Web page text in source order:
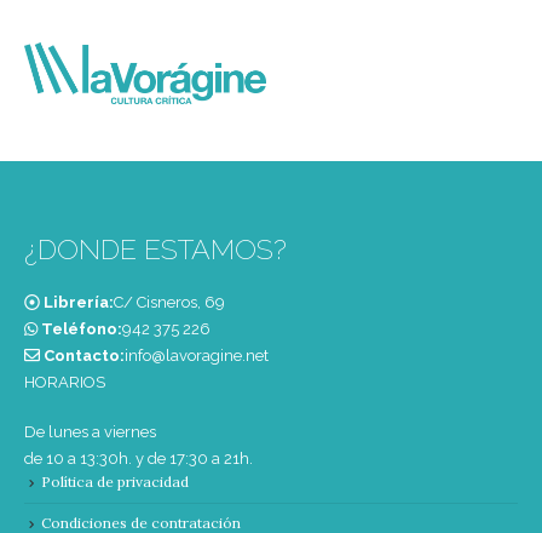
¿DONDE ESTAMOS?
Librería:C/ Cisneros, 69
Teléfono:‭942 375 226‬
Contacto:info@lavoragine.net
HORARIOS
De lunes a viernes
de 10 a 13:30h. y de 17:30 a 21h.
Política de privacidad
Condiciones de contratación